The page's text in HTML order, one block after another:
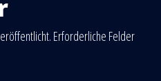
Erforderliche Felder